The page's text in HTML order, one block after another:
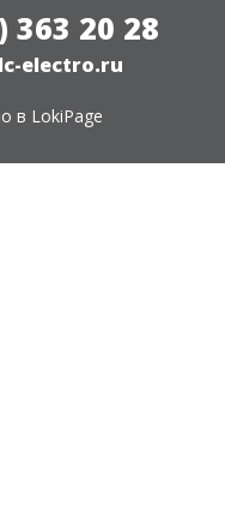
363 20 28
electro.ru
в LokiPage